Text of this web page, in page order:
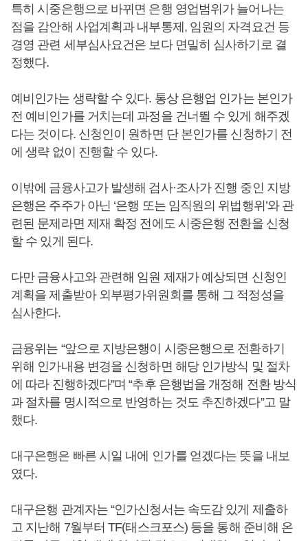
특히 시중은행으로 바뀌면 은행 영업범위가 늘어나는
점을 감안해 사업계획과 내부통제, 임원의 자격요건 등
경영 관련 세부심사요건은 보다 면밀히 심사하기로 결
정했다.
예비인가는 생략할 수 있다. 통상 은행업 인가는 본인가
전 예비인가를 거치는데 과정을 건너뛸 수 있게 해주겠
다는 것이다. 신청인이 원하면 단 본인가를 신청하기 전
에 생략 없이 진행할 수 있다.
이밖에 금융사고가 발생해 검사·조사가 진행 중인 지방
은행은 주주가 아닌 ‘은행 또는 임직원의 위법행위’와 관
련된 문제라면 제재 확정 전에도 시중은행 전환을 신청
할 수 있게 된다.
다만 금융사고와 관련해 임원 제재가 예상되면 신청인
계획을 제출받아 외부평가위원회를 통해 그 적정성을
심사한다.
금융위는 “앞으로 지방은행이 시중은행으로 전환하기
위해 인가내용 변경을 신청하면 해당 인가방식 및 절차
에 따라 진행하겠다”며 “추후 은행법을 개정해 전환 방식
과 절차를 명시적으로 반영하는 것도 추진하겠다”고 말
했다.
대구은행은 빠른 시일 내에 인가를 얻겠다는 뜻을 내보
였다.
대구은행 관계자는 “인가신청서는 속도감 있게 제출하
고 지난해 7월부터 TF(태스크포스) 등을 통해 준비해 온